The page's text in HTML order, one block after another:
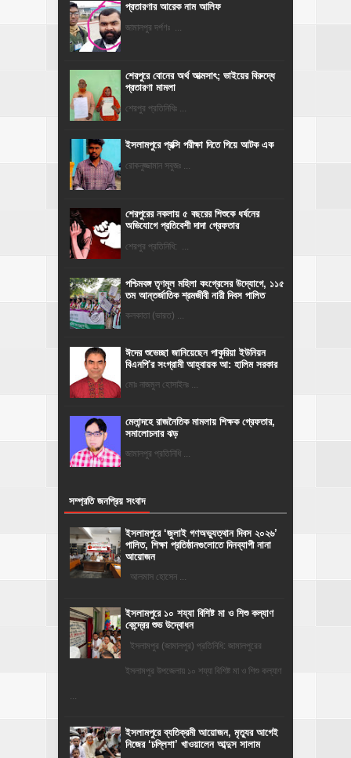
প্রতারণার আরেক নাম আলিফ
জামালপুর দর্পণঃ ...
শেরপুরে বোনের অর্থ আত্মসাৎ; ভাইয়ের বিরুদ্ধে
প্রতারণা মামলা
শেরপুর প্রতিনিধিঃ ...
ইসলামপুরে প্রক্সি পরীক্ষা দিতে গিয়ে আটক এক
রোকনুজ্জামান সবুজঃ ...
শেরপুরের নকলায় ৫ বছরের শিশুকে ধর্ষনের
অভিযোগে প্রতিবেশী দাদা গ্রেফতার
শেরপুর প্রতিনিধি: ...
পশ্চিমবঙ্গ তৃণমূল মহিলা কংগ্রেসের উদ্যোগে, ১১৫
তম আন্তর্জাতিক শ্রমজীবী নারী দিবস পালিত
কলকাতা (ভারত) ...
ঈদের শুভেচ্ছা জানিয়েছেন পাকুরিয়া ইউনিয়ন
বিএনপি'র সংগ্রামী আহ্বায়ক আ: হালিম সরকার
মোঃ নাজমুল হোসাইনঃ ...
মেলান্দহে রাজনৈতিক মামলায় শিক্ষক গ্রেফতার,
সমালোচনার ঝড়
জামালপুর প্রতিনিধি ...
সম্প্রতি জনপ্রিয় সংবাদ
‎ইসলামপুরে ‘জুলাই গণঅভ্যুত্থান দিবস ২০২৬’
পালিত, শিক্ষা প্রতিষ্ঠানগুলোতে দিনব্যাপী নানা
আয়োজন
‎​আলমাস হোসেন ...
ইসলামপুরে ১০ শয্যা বিশিষ্ট মা ও শিশু কল্যাণ
কেন্দ্রের শুভ উদ্বোধন
ইসলামপুর (জামালপুর) প্রতিনিধি: জামালপুরের
ইসলামপুর উপজেলায় ১০ শয্যা বিশিষ্ট মা ও শিশু কল্যাণ
...
‎ইসলামপুরে ব্যতিক্রমী আয়োজন, মৃত্যুর আগেই
নিজের ‘চল্লিশা’ খাওয়ালেন আব্দুস সালাম